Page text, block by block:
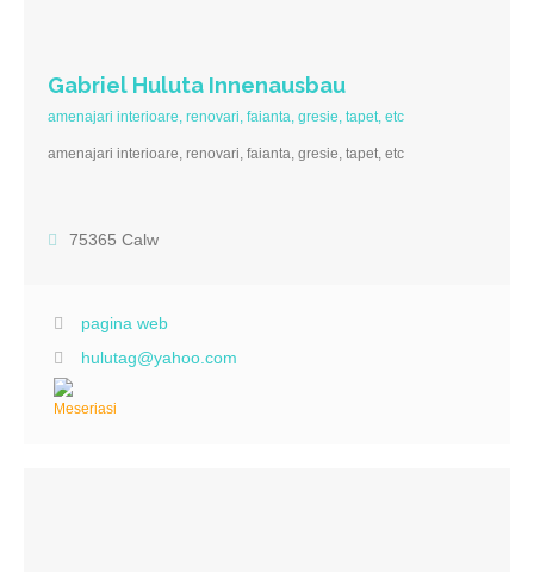
Gabriel Huluta Innenausbau
amenajari interioare, renovari, faianta, gresie, tapet, etc
amenajari interioare, renovari, faianta, gresie, tapet, etc
75365 Calw
pagina web
hulutag@yahoo.com